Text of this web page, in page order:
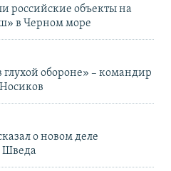
российские объекты на
в Черном море
обороне» – командир
о новом деле
Шведа